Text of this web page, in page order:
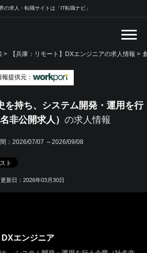
の求人・転職サイトは「IT転職ナビ」
> 【兵庫：リモート】DXエンジニアの求人情報 >
報提供元：
を持ち、システム開発・運用を行
非公開求人） の求人情報
： 2026/07/07 ～2026/09/08
更新日：2026年03月30日
DXエンジニア